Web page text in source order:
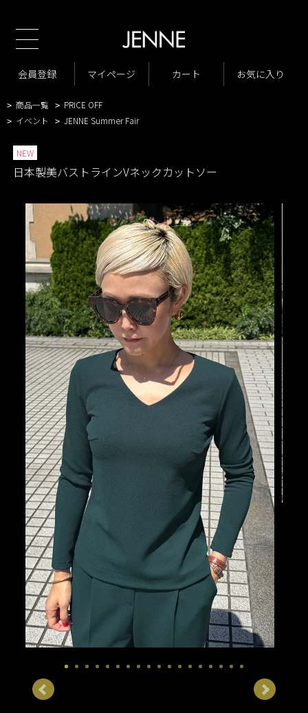
会員登録 マイページ カート お気に入り
TOP
商品一覧 > New Arrivals
VARIATION LIST2 日本製美バストラインVネックカットソー
> 商品一覧 > PRICE OFF
> イベント > JENNE Summer Fair
NEW
日本製美バストラインVネックカットソー